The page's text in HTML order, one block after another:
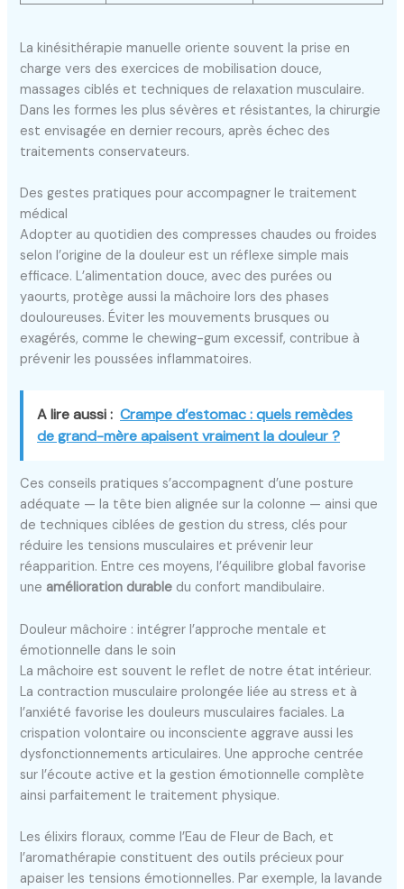
La kinésithérapie manuelle oriente souvent la prise en
charge vers des exercices de mobilisation douce,
massages ciblés et techniques de relaxation musculaire.
Dans les formes les plus sévères et résistantes, la chirurgie
est envisagée en dernier recours, après échec des
traitements conservateurs.
Des gestes pratiques pour accompagner le traitement
médical
Adopter au quotidien des compresses chaudes ou froides
selon l’origine de la douleur est un réflexe simple mais
efficace. L’alimentation douce, avec des purées ou
yaourts, protège aussi la mâchoire lors des phases
douloureuses. Éviter les mouvements brusques ou
exagérés, comme le chewing-gum excessif, contribue à
prévenir les poussées inflammatoires.
A lire aussi : Crampe d’estomac : quels remèdes
de grand-mère apaisent vraiment la douleur ?
Ces conseils pratiques s’accompagnent d’une posture
adéquate — la tête bien alignée sur la colonne — ainsi que
de techniques ciblées de gestion du stress, clés pour
réduire les tensions musculaires et prévenir leur
réapparition. Entre ces moyens, l’équilibre global favorise
une amélioration durable du confort mandibulaire.
Douleur mâchoire : intégrer l’approche mentale et
émotionnelle dans le soin
La mâchoire est souvent le reflet de notre état intérieur.
La contraction musculaire prolongée liée au stress et à
l’anxiété favorise les douleurs musculaires faciales. La
crispation volontaire ou inconsciente aggrave aussi les
dysfonctionnements articulaires. Une approche centrée
sur l’écoute active et la gestion émotionnelle complète
ainsi parfaitement le traitement physique.
Les élixirs floraux, comme l’Eau de Fleur de Bach, et
l’aromathérapie constituent des outils précieux pour
apaiser les tensions émotionnelles. Par exemple, la lavande